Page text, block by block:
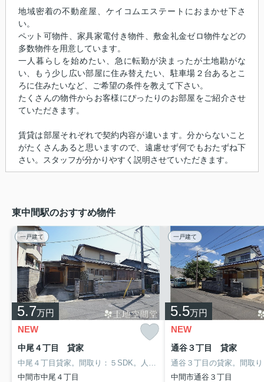
地域密着の不動産屋、ケイコムエステートにおまかせ下さ
い。
ペット可物件、家具家電付き物件、敷金礼金ゼロ物件などの
多数物件を用意しています。
一人暮らしを始めたい、急に転勤が決まったが土地勘がな
い、もう少し広い部屋に住み替えたい、駐車場２台あるとこ
ろに住みたいなど、ご希望の条件を教えて下さい。
たくさんの物件からお客様にぴったりのお部屋をご紹介させ
ていただきます。
賃貸は部屋それぞれで契約内容が違います。分からないこと
がたくさんあると思いますので、遠慮せず何でもおたずね下
さい。スタッフが分かりやすく説明させていただきます。
東中間駅のおすすめ物件
一戸建て
5.7万円
NEW
中尾４丁目 貸家
中間市中尾４丁目
一戸建て
5.5万円
NEW
通谷３丁目 貸家
中間市通谷３丁目